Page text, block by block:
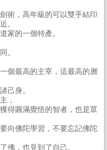
術，高年級的可以雙手結印
。
家的一個特產。
。
個最高的主宰，這最高的層
己身。
，
得圓滿覺悟的智者，也是眾
向佛陀學習，不要忘記佛陀
佛，也見到了自己。